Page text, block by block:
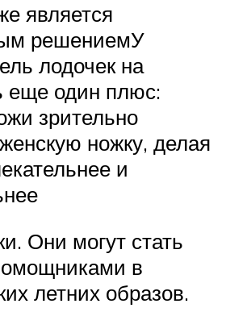
является
решениемУ
лодочек на
еще один плюс:
зрительно
ножку, делая
и
Они могут стать
в
летних образов.